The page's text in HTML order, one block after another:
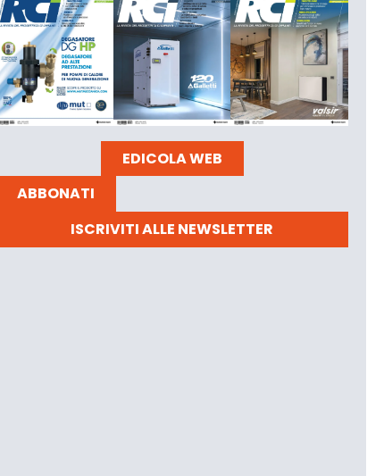
EDICOLA WEB
ABBONATI
ISCRIVITI ALLE NEWSLETTER